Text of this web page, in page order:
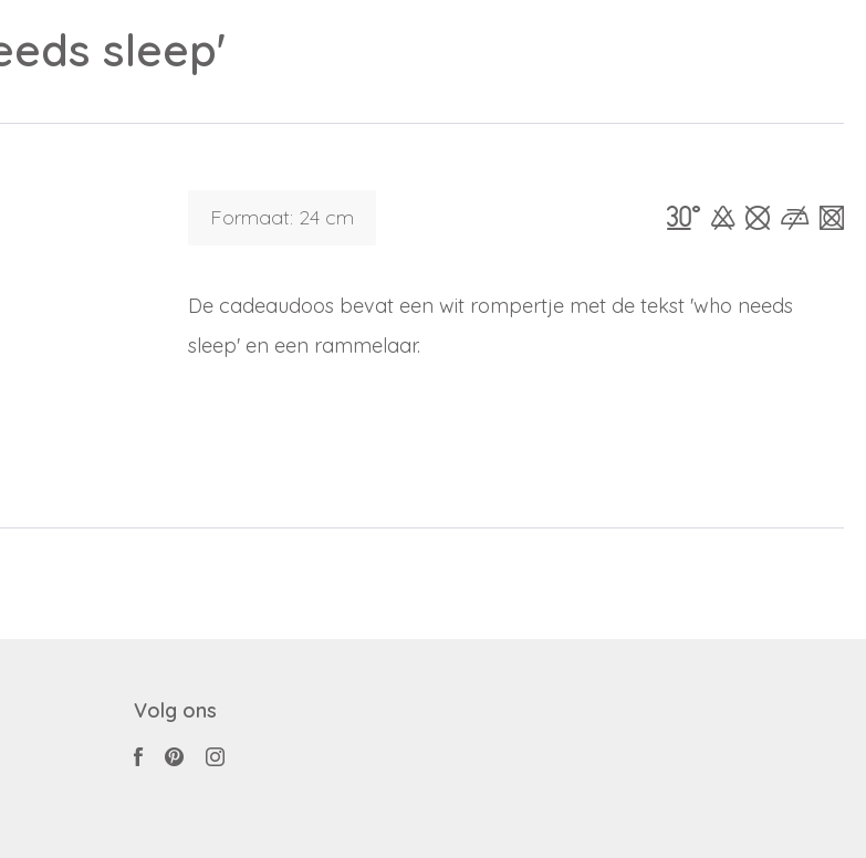
vergeten
sleep'
Formaat: 24 cm
De cadeaudoos bevat een wit rompertje met de tekst 'who needs
sleep' en een rammelaar.
Volg ons